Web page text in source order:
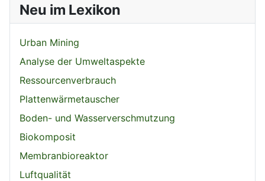
Neu im Lexikon
Urban Mining
Analyse der Umweltaspekte
Ressourcenverbrauch
Plattenwärmetauscher
Boden- und Wasserverschmutzung
Biokomposit
Membranbioreaktor
Luftqualität